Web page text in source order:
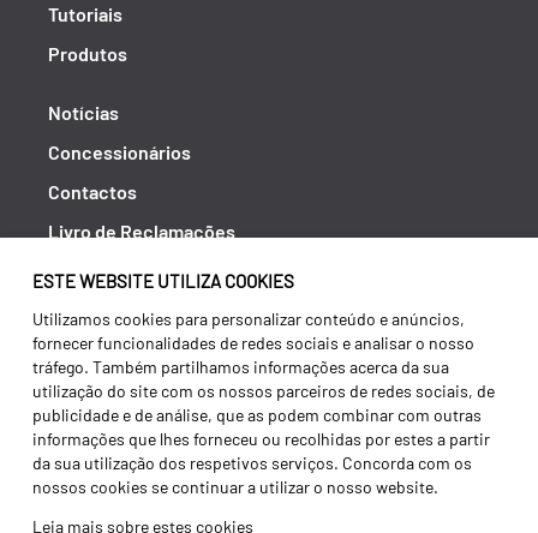
ESTE WEBSITE UTILIZA COOKIES
Utilizamos cookies para personalizar conteúdo e anúncios,
fornecer funcionalidades de redes sociais e analisar o nosso
tráfego. Também partilhamos informações acerca da sua
utilização do site com os nossos parceiros de redes sociais, de
publicidade e de análise, que as podem combinar com outras
informações que lhes forneceu ou recolhidas por estes a partir
da sua utilização dos respetivos serviços. Concorda com os
nossos cookies se continuar a utilizar o nosso website.
Leia mais sobre estes cookies
Tutoriais
Produtos
Notícias
Concessionários
Contactos
Livro de Reclamações
Política de Privacidade
Canal de Denúncias (RGPC)
Termos e condições